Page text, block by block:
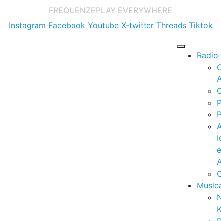
FREQUENZEPLAY EVERYWHERE
Instagram Facebook Youtube X-twitter Threads Tiktok
Radio
e